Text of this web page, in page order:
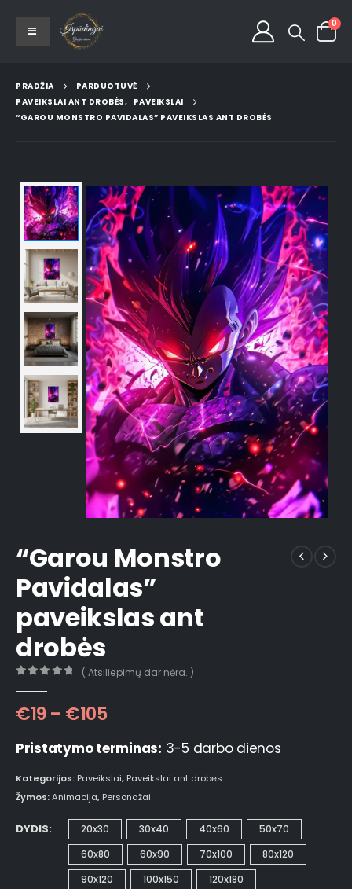
0
PRADŽIA
PARDUOTUVĖ
PAVEIKSLAI ANT DROBĖS, PAVEIKSLAI
“GAROU MONSTRO PAVIDALAS” PAVEIKSLAS ANT DROBĖS
“Garou Monstro
Pavidalas”
paveikslas ant
drobės
( Atsiliepimų dar nėra. )
€19 – €105
Pristatymo terminas: 3-5 darbo dienos
Kategorijos: Paveikslai, Paveikslai ant drobės
Žymos:Animacija, Personažai
DYDIS 20x30 30x40 40x60
50x70
60x80
60x90 70x100
80x120
90x120
100x150 120x180